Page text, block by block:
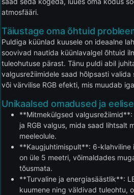
atmosfääri.
Täiustage oma õhtuid
Puldiga küünlad kuusele on ideaalne
soovivad nautida küünlavalgel õhtuid
tuleohutuse pärast. Tänu puldi abil
valgusrežiimidele saad hõlpsasti valida
või värvilise RGB efekti, mis muudab
Unikaalsed omadused ja
**Mitmekülgsed valgusrežiimid**:
ja RGB valgus, mida saad lihtsalt
meeleolule.
**Kaugjuhtimispult**: 6-klahviline
on üle 5 meetri, võimaldades
tõusmata.
**Turvaline ja energiasäästlik**:
kuumene ning väldivad tuleohtu,